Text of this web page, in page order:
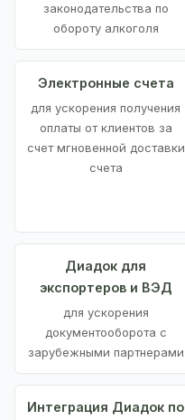
законодательства по
обороту алкоголя
Электронные счета
для ускорения получения
оплаты от клиентов за
счет мгновенной доставки
счета
Диадок для
экспортеров и ВЭД
для ускорения
документооборота с
зарубежными партнерами
Интеграция Диадок по